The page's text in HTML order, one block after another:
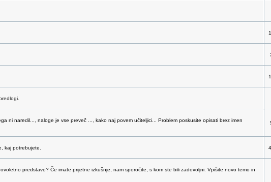
ni naredil..., naloge je vse preveč ..., kako naj povem učiteljici... Problem poskusite opisati brez imen
kaj potrebujete.
predstavo? Če imate prijetne izkušnje, nam sporočite, s kom ste bili zadovoljni. Vpišite novo temo in